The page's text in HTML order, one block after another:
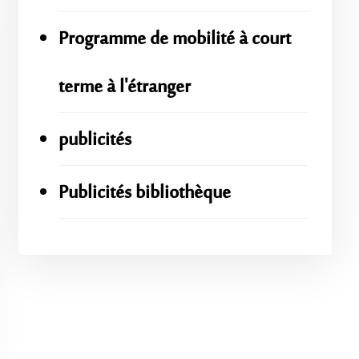
Programme de mobilité à court
terme à l'étranger
publicités
Publicités bibliothèque